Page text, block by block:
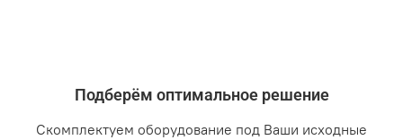
Подберём оптимальное решение
Скомплектуем оборудование под Ваши исходные